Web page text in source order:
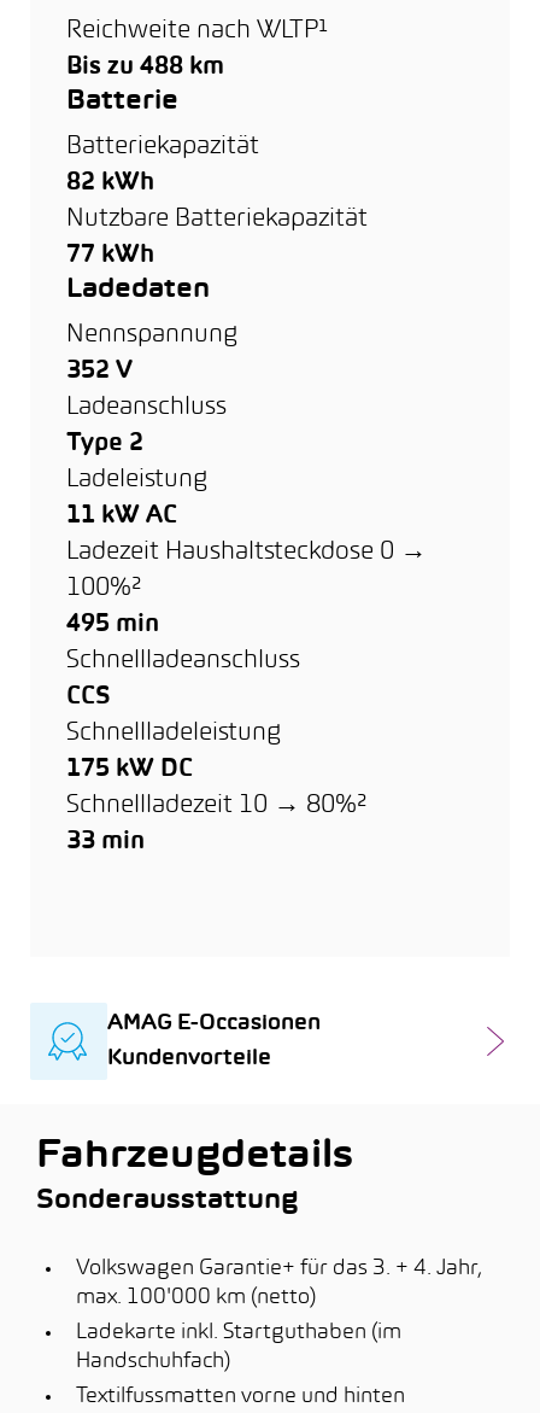
Reichweite nach WLTP¹
Bis zu 488 km
Batterie
Batteriekapazität
82 kWh
Nutzbare Batteriekapazität
77 kWh
Ladedaten
Nennspannung
352 V
Ladeanschluss
Type 2
Ladeleistung
11 kW AC
Ladezeit Haushaltsteckdose 0 →
100%²
495 min
Schnellladeanschluss
CCS
Schnellladeleistung
175 kW DC
Schnellladezeit 10 → 80%²
33 min
AMAG E-Occasionen
Kundenvorteile
Fahrzeugdetails
Sonderausstattung
Volkswagen Garantie+ für das 3. + 4. Jahr,
max. 100'000 km (netto)
Ladekarte inkl. Startguthaben (im
Handschuhfach)
Textilfussmatten vorne und hinten